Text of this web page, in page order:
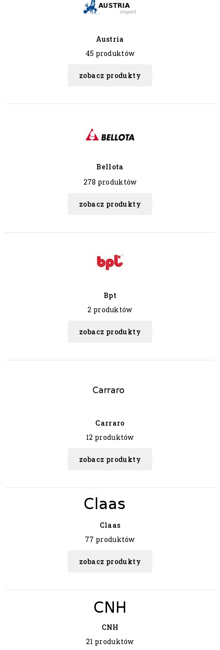
Austria
45 produktów
zobacz produkty
Bellota
278 produktów
zobacz produkty
Bpt
2 produktów
zobacz produkty
Carraro
12 produktów
zobacz produkty
Claas
77 produktów
zobacz produkty
CNH
21 produktów